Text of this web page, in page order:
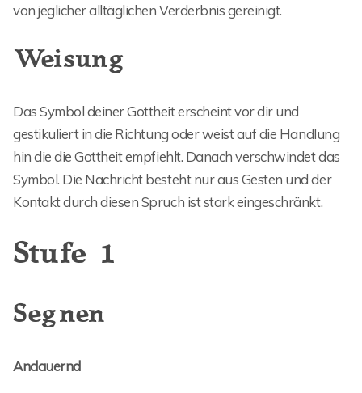
von jeglicher alltäglichen Verderbnis gereinigt.
Weisung
Das Symbol deiner Gottheit erscheint vor dir und
gestikuliert in die Richtung oder weist auf die Handlung
hin die die Gottheit empfiehlt. Danach verschwindet das
Symbol. Die Nachricht besteht nur aus Gesten und der
Kontakt durch diesen Spruch ist stark eingeschränkt.
Stufe 1
Segnen
Andauernd